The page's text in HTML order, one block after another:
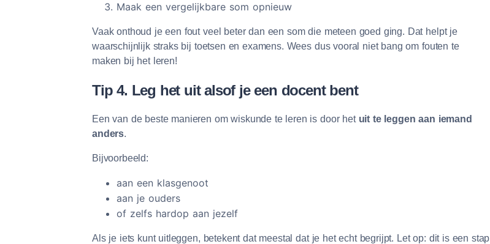
Maak een vergelijkbare som opnieuw
Vaak onthoud je een fout veel beter dan een som die meteen goed ging. Dat helpt je
waarschijnlijk straks bij toetsen en examens. Wees dus vooral niet bang om fouten te
maken bij het leren!
Tip 4. Leg het uit alsof je een docent bent
Een van de beste manieren om wiskunde te leren is door het uit te leggen aan iemand
anders.
Bijvoorbeeld:
aan een klasgenoot
aan je ouders
of zelfs hardop aan jezelf
Als je iets kunt uitleggen, betekent dat meestal dat je het echt begrijpt. Let op: dit is een stap